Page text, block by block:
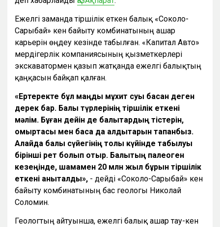
Ежелгі заманда тіршілік еткен балық «Соколо-
Сарыбай» кен байыту комбинатының Қашар
карьерін өңдеу кезінде табылған. «Капитал Авто»
мердігерлік компаниясының қызметкерлері
экскаватормен қазып жатқанда ежелгі балықтың
қаңқасын байқап қалған.
«Ертеректе бұл маңды мұхит суы басқан деген
дерек бар. Балық түрлерінің тіршілік еткені
мәлім. Бұған дейін де балықтардың тістерін,
омыртқасы мен басқа да қалдықтарын тапқанбыз.
Алайда балық сүйегінің толық күйінде табылуы
бірінші рет болып отыр. Балықтың палеоген
кезеңінде, шамамен 20 млн жыл бұрын тіршілік
еткені анықталды», - дейді «Соколо-Сарыбай» кен
байыту комбинатының бас геологы Николай
Соломин.
Геологтың айтуынша, ежелгі балық Қашар тау-кен